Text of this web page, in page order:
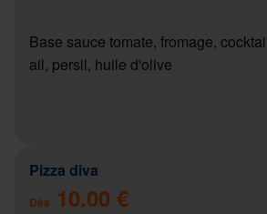
Base sauce tomate, fromage,
ail, persil, huile d'olive
Pizza diva
Dès 10.00 €